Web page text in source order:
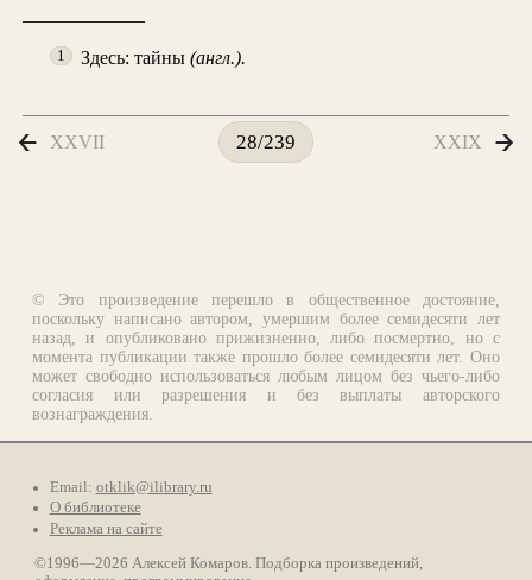
1 Здесь: тайны(англ.).
XXVII 28/239 XXIX
© Это произведение перешло в общественное достояние,
поскольку написано автором, умершим более семидесяти лет
назад, и опубликовано прижизненно, либо посмертно, но с
момента публикации также прошло более семидесяти лет. Оно
может свободно использоваться любым лицом без чьего-либо
согласия или разрешения и без выплаты авторского
вознаграждения.
Email: otklik@ilibrary.ru
О библиотеке
Реклама на сайте
©1996—2026 Алексей Комаров. Подборка произведений,